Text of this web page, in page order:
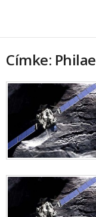
Címke: Philae